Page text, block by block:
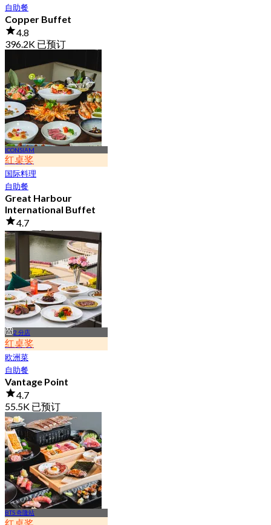
自助餐
Copper Buffet
4.8
396.2K 已预订
ICONSIAM
红桌奖
国际料理
自助餐
Great Harbour
International Buffet
4.7
91.2K 已预订
起
฿ 999
2 分店
红桌奖
欧洲菜
自助餐
Vantage Point
4.7
55.5K 已预订
起฿ 399
BTS 奇隆站
红桌奖